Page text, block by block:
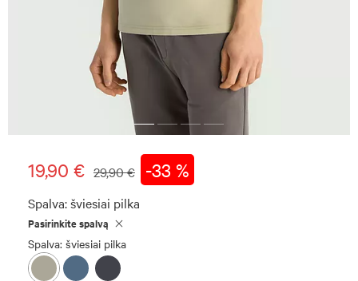
19,90 € 29,90 € -33 %
Spalva:šviesiai pilka
Pasirinkite spalvą
Spalva: šviesiai pilka